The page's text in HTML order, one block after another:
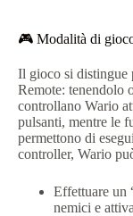
🎮 Modalità di
Il gioco si distingue
Remote: tenendolo
controllano Wario
pulsanti, mentre le
permettono di
controller, Wario
Effettuare un
nemici e